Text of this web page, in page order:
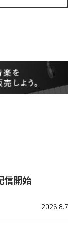
信開始
2026.8.7